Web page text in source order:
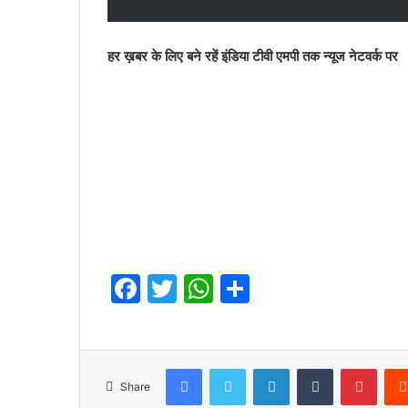
हर ख़बर के लिए बने रहें इंडिया टीवी एमपी तक न्यूज नेटवर्क पर
F
c
e
T
itt
er
W
at
s
ar
e
Share
FacebookTwitter LinkedInTumblr